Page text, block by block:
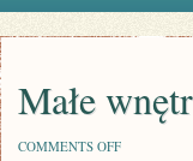
Małe
COMMENTS OFFON